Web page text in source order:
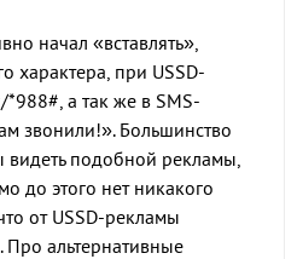
начал «вставлять»,
характера, при USSD-
а так же в SMS-
звонили!». Большинство
видеть подобной рекламы,
до этого нет никакого
от USSD-рекламы
Про альтернативные